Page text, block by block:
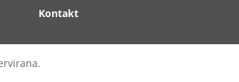
Kontakt